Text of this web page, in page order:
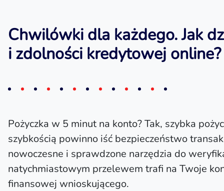
Chwilówki dla każdego. Jak
i zdolności kredytowej online?
Pożyczka w 5 minut na konto? Tak, szybka
szybkością powinno iść bezpieczeństwo
nowoczesne i sprawdzone narzędzia do
natychmiastowym przelewem trafi na Twoje
finansowej wnioskującego.